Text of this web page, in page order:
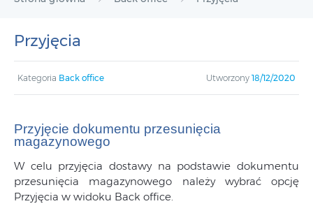
Przyjęcia
Kategoria Back office Utworzony 18/12/2020
Przyjęcie dokumentu przesunięcia
magazynowego
W celu przyjęcia dostawy na podstawie dokumentu
przesunięcia magazynowego należy wybrać opcję
Przyjęcia w widoku Back office.